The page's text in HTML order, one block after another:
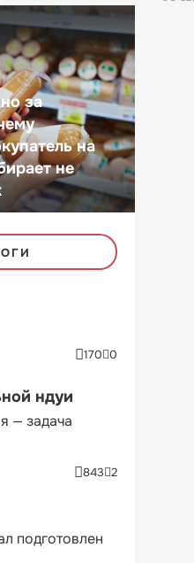
за
на
не
170 0
ндуи
— задача
843 2
подготовлен